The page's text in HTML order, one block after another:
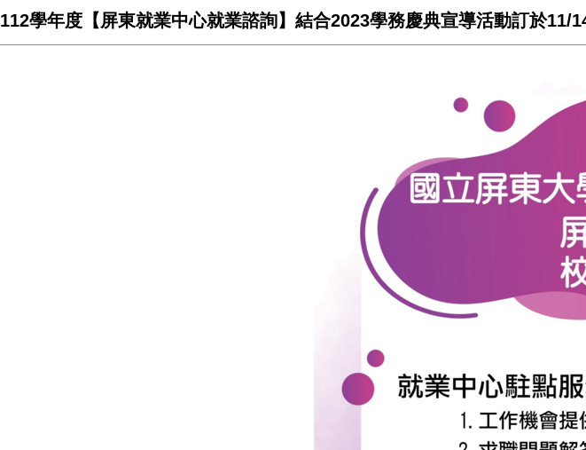
112學年度【屏東就業中心就業諮詢】結合2023學務慶典宣導活動訂於11/